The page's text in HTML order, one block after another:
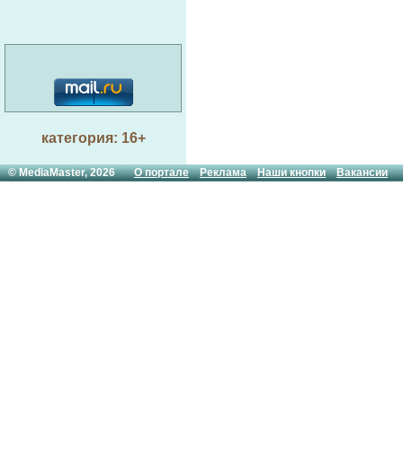
категория: 16+
© MediaMaster, 2026О портале Реклама Наши кнопки Вакансии